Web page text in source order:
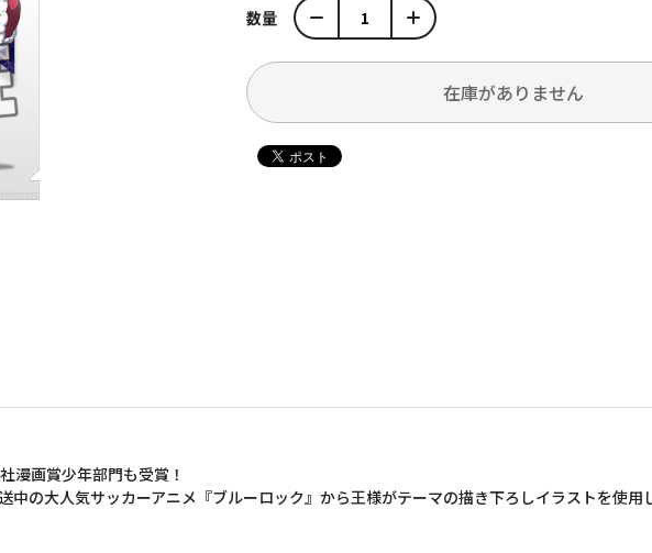
数量
在庫がありません
漫画賞少年部門も受賞！
中の大人気サッカーアニメ『ブルーロック』から王様がテーマの描き下ろしイラストを使用